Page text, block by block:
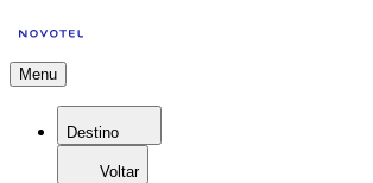
Menu
Destino
Voltar